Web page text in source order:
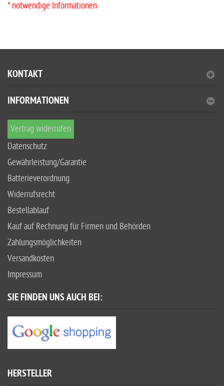
* notwendige Informationen
KONTAKT
INFORMATIONEN
Vertrag widerrufen
Datenschutz
Gewährleistung/Garantie
Batterieverordnung
Widerrufsrecht
Bestellablauf
Kauf auf Rechnung für Firmen und Behörden
Zahlungsmöglichkeiten
Versandkosten
Impressum
SIE FINDEN UNS AUCH BEI:
HERSTELLER